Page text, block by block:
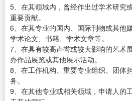
5、在其领域内，曾经作出过学术研究
重要贡献。
6、在其专业的国内、国际刊物或其他
学术论文、书籍、学术文章等。
7、在具有较高声誉或较大影响的艺术
办作品展览或其他展示活动。
8、在工作机构、重要专业组织、团体
务。
9、在其他专业或相关领域，申请人的